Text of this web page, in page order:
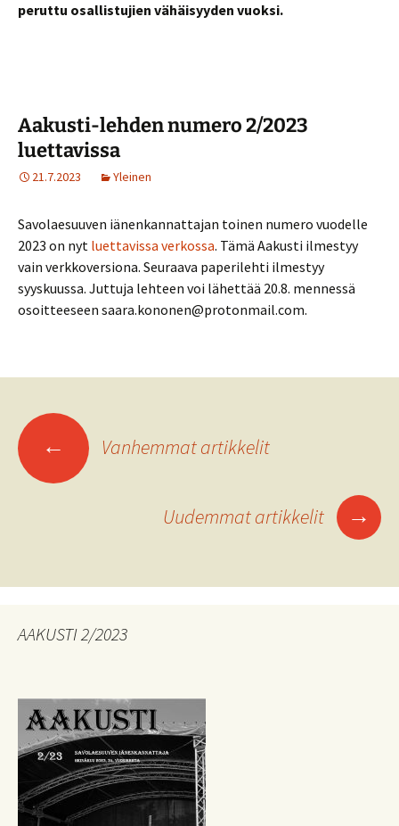
peruttu osallistujien vähäisyyden vuoksi.
Aakusti-lehden numero 2/2023
luettavissa
21.7.2023 Yleinen
Savolaesuuven iänenkannattajan toinen numero vuodelle
2023 on nyt luettavissa verkossa. Tämä Aakusti ilmestyy
vain verkkoversiona. Seuraava paperilehti ilmestyy
syyskuussa. Juttuja lehteen voi lähettää 20.8. mennessä
osoitteeseen saara.kononen@protonmail.com.
Artikkelien
selaus
← Vanhemmat artikkelit
Uudemmat artikkelit →
AAKUSTI 2/2023